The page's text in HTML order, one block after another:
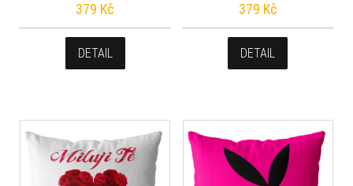
379 Kč
DETAIL
379 Kč
DETAIL